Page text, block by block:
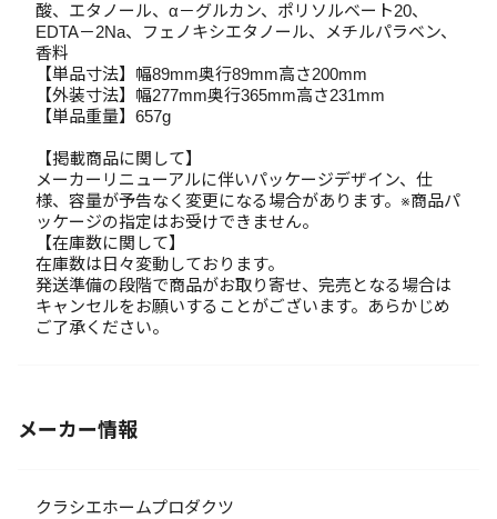
酸、エタノール、α－グルカン、ポリソルベート20、
EDTA－2Na、フェノキシエタノール、メチルパラベン、
香料
【単品寸法】幅89mm奥行89mm高さ200mm
【外装寸法】幅277mm奥行365mm高さ231mm
【単品重量】657g
【掲載商品に関して】
メーカーリニューアルに伴いパッケージデザイン、仕
様、容量が予告なく変更になる場合があります。※商品パ
ッケージの指定はお受けできません。
【在庫数に関して】
在庫数は日々変動しております。
発送準備の段階で商品がお取り寄せ、完売となる場合は
キャンセルをお願いすることがございます。あらかじめ
ご了承ください。
メーカー情報
クラシエホームプロダクツ